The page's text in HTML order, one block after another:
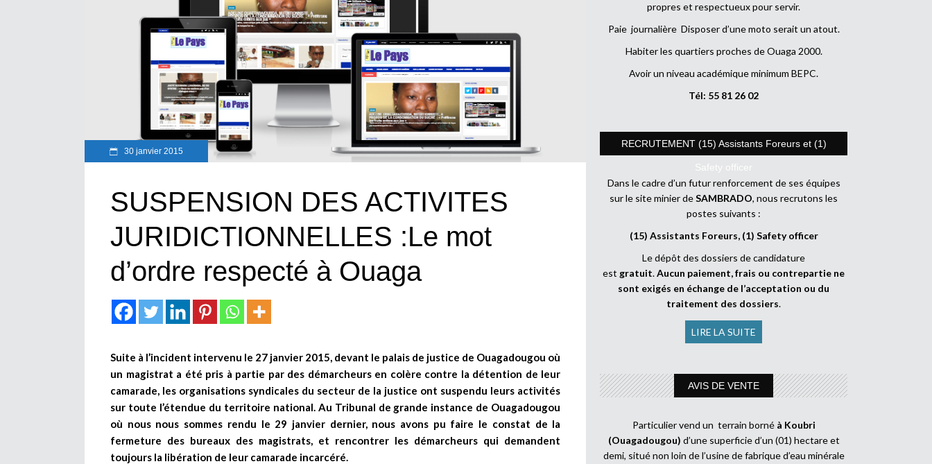
30 janvier 2015
SUSPENSION DES ACTIVITES
JURIDICTIONNELLES :Le mot
d’ordre respecté à Ouaga
Suite à l’incident intervenu le 27 janvier 2015, devant le palais de justice de Ouagadougou où
un magistrat a été pris à partie par des démarcheurs en colère contre la détention de leur
camarade, les organisations syndicales du secteur de la justice ont suspendu leurs activités
sur toute l’étendue du territoire national. Au Tribunal de grande instance de Ouagadougou
où nous nous sommes rendu le 29 janvier dernier, nous avons pu faire le constat de la
fermeture des bureaux des magistrats, et rencontrer les démarcheurs qui demandent
toujours la libération de leur camarade incarcéré.
propres et respectueux pour servir.
Paie journalière Disposer d’une moto serait un atout.
Habiter les quartiers proches de Ouaga 2000.
Avoir un niveau académique minimum BEPC.
Tél: 55 81 26 02
RECRUTEMENT (15) Assistants Foreurs et (1)
Safety officer
Dans le cadre d’un futur renforcement de ses équipes
sur le site minier deSAMBRADO, nous recrutons les
postes suivants :
(15) Assistants Foreurs, (1) Safety officer
Le dépôt des dossiers de candidature
est gratuit.Aucun paiement, frais ou contrepartie ne
sont exigés en échange de l’acceptation ou du
traitement des dossiers.
LIRE LA SUITE
AVIS DE VENTE
Particulier vend un terrain borné à Koubri
(Ouagadougou) d’une superficie d’un (01) hectare et
demi, situé non loin de l’usine de fabrique d’eau minérale